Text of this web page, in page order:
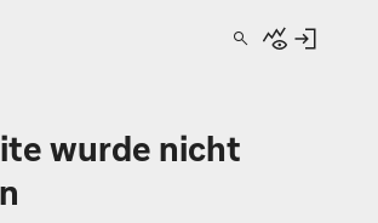
Hauptnavigation (Enter drücken)
Hauptinhalt (Enter drücken)
wurde nicht